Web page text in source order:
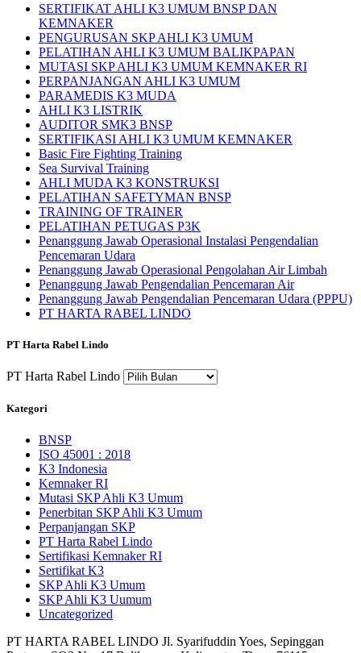
SERTIFIKAT AHLI K3 UMUM BNSP DAN
KEMNAKER
PENGURUSAN SKP AHLI K3 UMUM
PELATIHAN AHLI K3 UMUM BALIKPAPAN
MUTASI SKP AHLI K3 UMUM KEMNAKER RI
PERPANJANGAN AHLI K3 UMUM
PARAMEDIS K3 MUDA
AHLI K3 LISTRIK
AUDITOR SMK3 BNSP
SERTIFIKASI AHLI K3 UMUM KEMNAKER
Basic Fire Fighting Training
Sea Survival Training
AHLI MUDA K3 KONSTRUKSI
PELATIHAN SAFETYMAN BNSP
TRAINING OF TRAINER
PELATIHAN PETUGAS P3K
Penanggung Jawab Operasional Instalasi Pengendalian
Pencemaran Udara
Penanggung Jawab Operasional Pengolahan Air Limbah
Penanggung Jawab Pengendalian Pencemaran Air
Penanggung Jawab Pengendalian Pencemaran Udara (PPPU)
PT HARTA RABEL LINDO
PT Harta Rabel Lindo
PT Harta Rabel Lindo
Kategori
BNSP
ISO 45001 : 2018
K3 Indonesia
Kemnaker RI
Mutasi SKP Ahli K3 Umum
Penerbitan SKP Ahli K3 Umum
Perpanjangan SKP
PT Harta Rabel Lindo
Sertifikasi Kemnaker RI
Sertifikat K3
SKP Ahli K3 Umum
SKP Ahli K3 Uumum
Uncategorized
PT HARTA RABEL LINDO Jl. Syarifuddin Yoes, Sepinggan